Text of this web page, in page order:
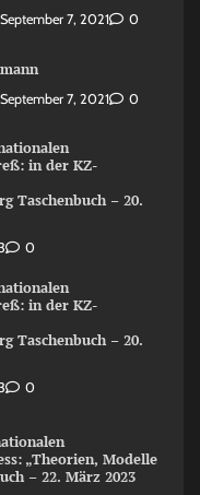
September 7, 2021 0
September 7, 2021 0
in der KZ-
Taschenbuch – 20.
0
in der KZ-
Taschenbuch – 20.
0
„Theorien, Modelle
– 22. März 2023